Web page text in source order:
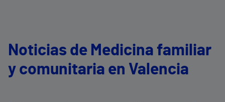
Noticias de Medicina familiar
y comunitaria en Valencia